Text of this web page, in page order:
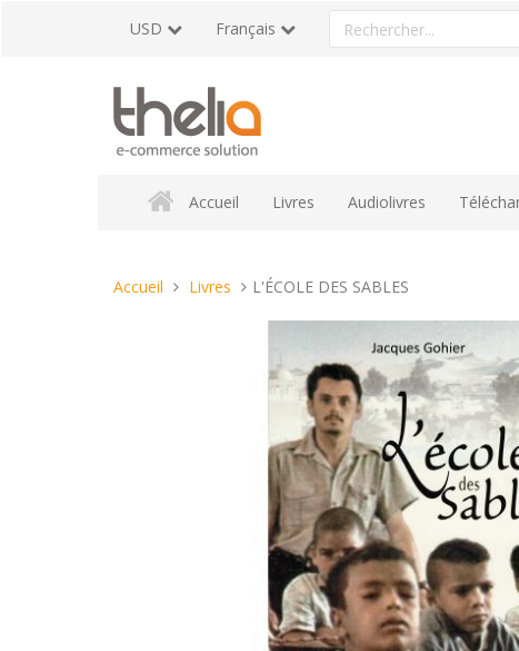
USD Français
Rechercher
un
Accueil Livres Audiolivres
Vous
Accueil Livres L'ÉCOLE DES SABLES